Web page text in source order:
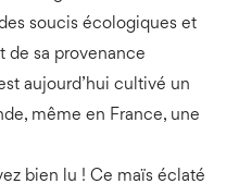
soucis écologiques et
de sa provenance
aujourd’hui cultivé un
même en France, une
bien lu ! Ce maïs éclaté